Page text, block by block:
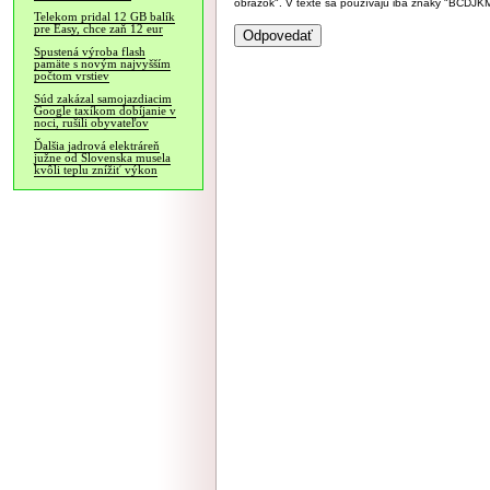
Telekom pridal 12 GB balík
pre Easy, chce zaň 12 eur
Spustená výroba flash
pamäte s novým najvyšším
počtom vrstiev
Súd zakázal samojazdiacim
Google taxíkom dobíjanie v
noci, rušili obyvateľov
Ďalšia jadrová elektráreň
južne od Slovenska musela
kvôli teplu znížiť výkon
obrázok". V texte sa používajú iba znaky